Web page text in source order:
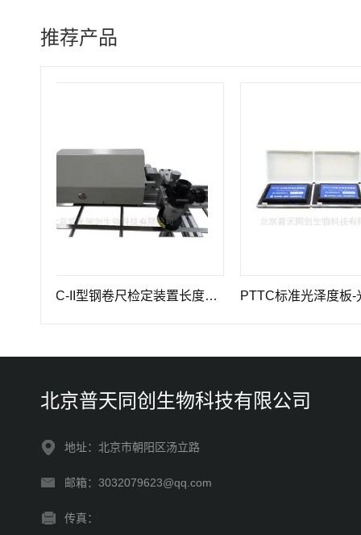
推荐产品
PTTC-II型钢卷尺检定装置长度计量仪器 PTTC标准光泽度板-光学计
北京普天同创生物科技有限公司
地址：北京市朝阳区汤立路
邮箱：3032079623@qq.com
传真：